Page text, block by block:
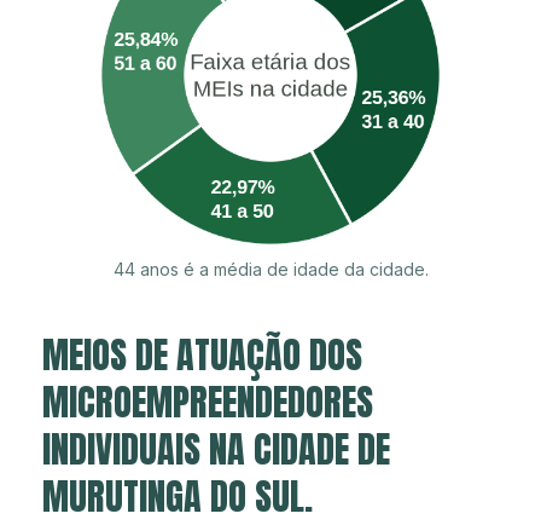
44 anos é a média de idade da cidade.
MEIOS DE ATUAÇÃO DOS
MICROEMPREENDEDORES
INDIVIDUAIS NA CIDADE DE
MURUTINGA DO SUL.